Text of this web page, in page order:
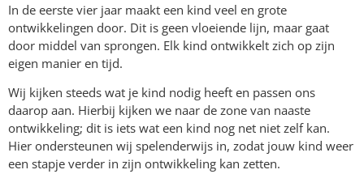
In de eerste vier jaar maakt een kind veel en grote
ontwikkelingen door. Dit is geen vloeiende lijn, maar gaat
door middel van sprongen. Elk kind ontwikkelt zich op zijn
eigen manier en tijd.
Wij kijken steeds wat je kind nodig heeft en passen ons
daarop aan. Hierbij kijken we naar de zone van naaste
ontwikkeling; dit is iets wat een kind nog net niet zelf kan.
Hier ondersteunen wij spelenderwijs in, zodat jouw kind weer
een stapje verder in zijn ontwikkeling kan zetten.